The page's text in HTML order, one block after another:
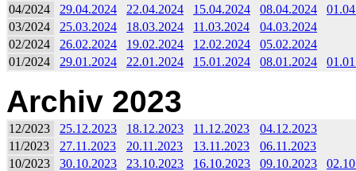
04/2024
29.04.2024 22.04.2024 15.04.2024 08.04.2024
03/2024
25.03.2024 18.03.2024 11.03.2024
04.03.2024
02/2024
26.02.2024 19.02.2024 12.02.2024
05.02.2024
01/2024
29.01.2024 22.01.2024 15.01.2024 08.01.2024
Archiv 2023
12/2023 25.12.2023 18.12.2023 11.12.2023
04.12.2023
11/2023
27.11.2023 20.11.2023 13.11.2023
06.11.2023
10/2023
30.10.2023 23.10.2023 16.10.2023 09.10.2023